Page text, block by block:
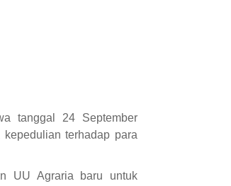
tanggal 24 September
terhadap para
UU Agraria baru untuk